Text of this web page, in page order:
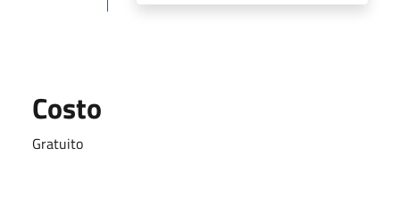
Costo
Gratuito